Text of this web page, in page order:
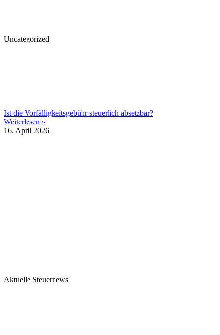
Uncategorized
Ist die Vorfälligkeitsgebühr steuerlich absetzbar?
Weiterlesen »
16. April 2026
Aktuelle Steuernews